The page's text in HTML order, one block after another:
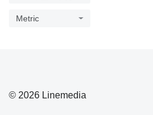
Metric
© 2026 Linemedia